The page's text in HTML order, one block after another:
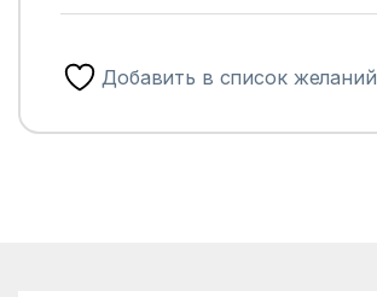
Добавить в список желаний